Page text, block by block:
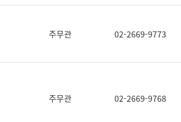
주무관 02-2669-9773
주무관 02-2669-9768